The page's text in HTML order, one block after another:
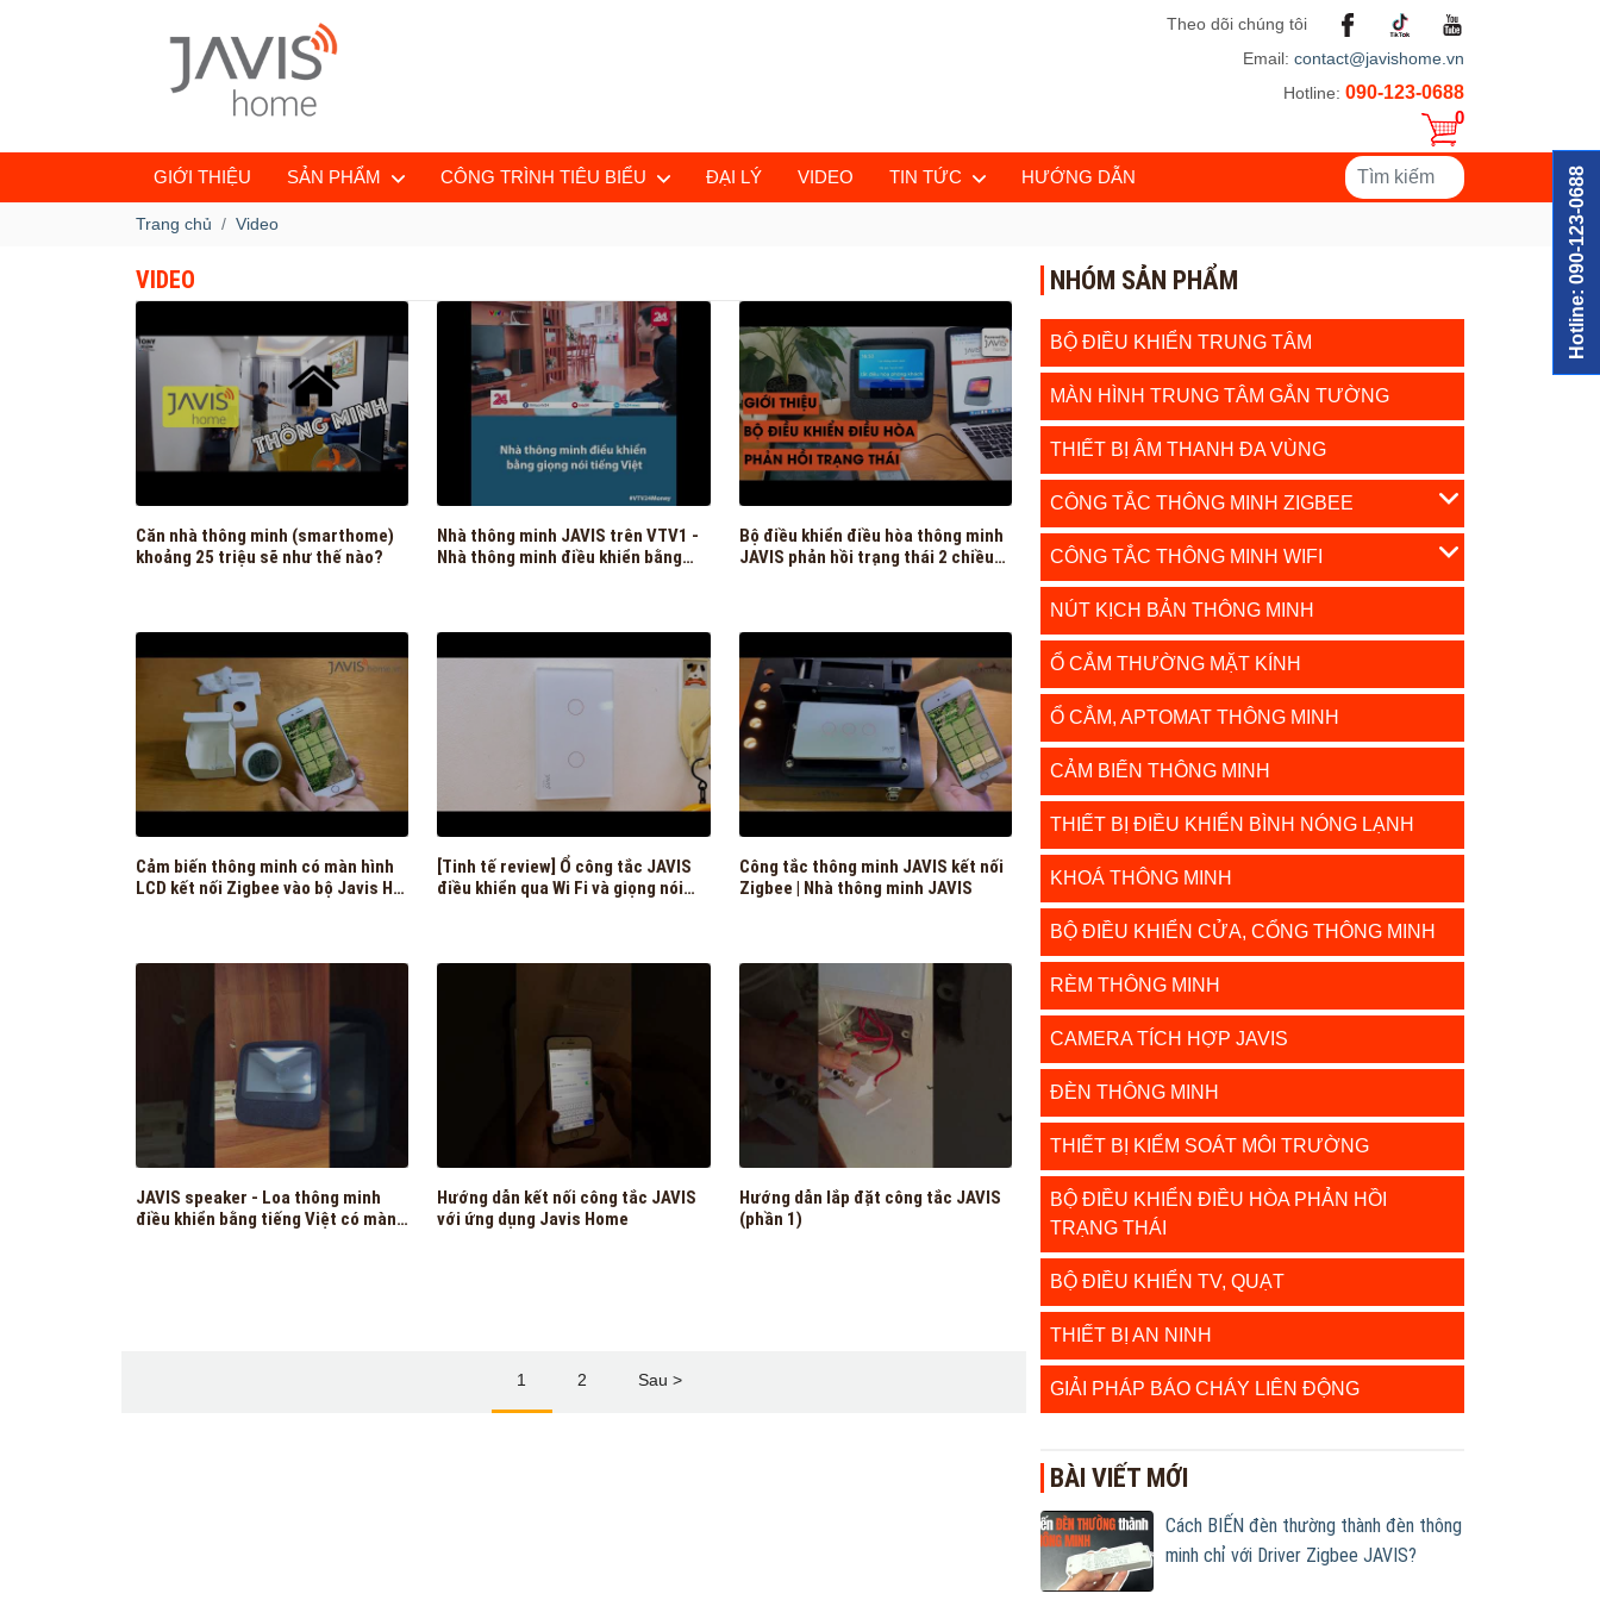
Hotline: 090-123-0688
Theo dõi chúng tôi
Email: contact@javishome.vn
Hotline: 090-123-0688
0
GIỚI THIỆU SẢN PHẨM CÔNG TRÌNH TIÊU BIỂU ĐẠI LÝ VIDEO TIN TỨC HƯỚNG DẪN
Trang chủ Video
VIDEO
Căn nhà thông minh (smarthome)
khoảng 25 triệu sẽ như thế nào?
Nhà thông minh JAVIS trên VTV1 -
Nhà thông minh điều khiển bằng
Bộ điều khiển điều hòa thông minh
JAVIS phản hồi trạng thái 2 chiều
Cảm biến thông minh có màn hình
LCD kết nối Zigbee vào bộ Javis HC
[Tinh tế review] Ổ công tắc JAVIS
điều khiển qua Wi Fi và giọng nói
Công tắc thông minh JAVIS kết nối
Zigbee | Nhà thông minh JAVIS
JAVIS speaker - Loa thông minh
điều khiển bằng tiếng Việt có màn
Hướng dẫn kết nối công tắc JAVIS
với ứng dụng Javis Home
Hướng dẫn lắp đặt công tắc JAVIS
(phần 1)
1 2 Sau >
NHÓM SẢN PHẨM
BỘ ĐIỀU KHIỂN TRUNG TÂM
MÀN HÌNH TRUNG TÂM GẮN TƯỜNG
THIẾT BỊ ÂM THANH ĐA VÙNG
CÔNG TẮC THÔNG MINH ZIGBEE
CÔNG TẮC THÔNG MINH WIFI
NÚT KỊCH BẢN THÔNG MINH
Ổ CẮM THƯỜNG MẶT KÍNH
Ổ CẮM, APTOMAT THÔNG MINH
CẢM BIẾN THÔNG MINH
THIẾT BỊ ĐIỀU KHIỂN BÌNH NÓNG LẠNH
KHOÁ THÔNG MINH
BỘ ĐIỀU KHIỂN CỬA, CỔNG THÔNG MINH
RÈM THÔNG MINH
CAMERA TÍCH HỢP JAVIS
ĐÈN THÔNG MINH
THIẾT BỊ KIỂM SOÁT MÔI TRƯỜNG
BỘ ĐIỀU KHIỂN ĐIỀU HÒA PHẢN HỒI
TRẠNG THÁI
BỘ ĐIỀU KHIỂN TV, QUẠT
THIẾT BỊ AN NINH
GIẢI PHÁP BÁO CHÁY LIÊN ĐỘNG
BÀI VIẾT MỚI
Cách BIẾN đèn thường thành đèn thông
minh chỉ với Driver Zigbee JAVIS?